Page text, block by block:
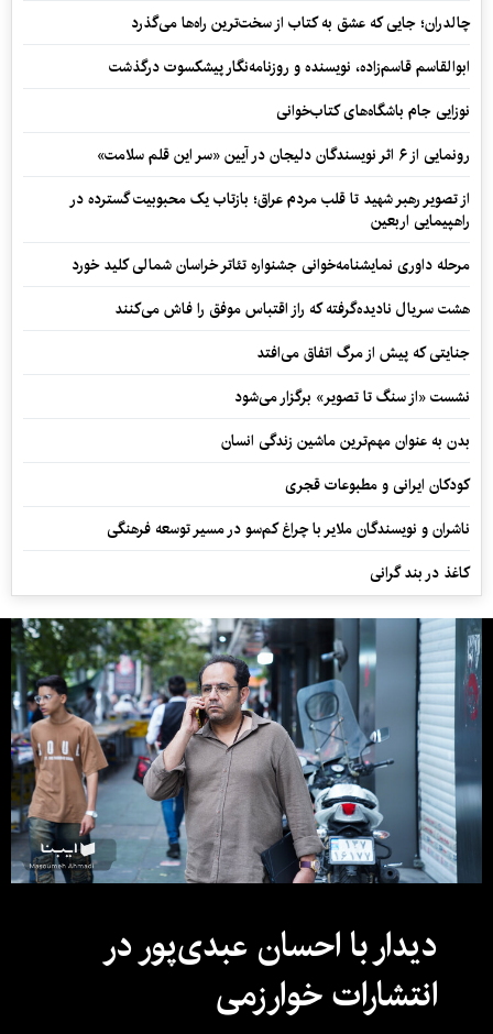
چالدران؛ جایی که عشق به کتاب از سخت‌ترین راه‌ها می‌گذرد
ابوالقاسم قاسم‌زاده، نویسنده و روزنامه‌نگار پیشکسوت درگذشت
نوزایی جام باشگاه‌های کتاب‌خوانی
رونمایی از ۶ اثر نویسندگان دلیجان در آیین «سر این قلم سلامت»
از تصویر رهبر شهید تا قلب مردم عراق؛ بازتاب یک محبوبیت گسترده در
راهپیمایی اربعین
مرحله داوری نمایشنامه‌خوانی جشنواره تئاتر خراسان شمالی کلید خورد
هشت سریال نادیده‌گرفته که راز اقتباس موفق را فاش می‌کنند
جنایتی که پیش از مرگ اتفاق می‌افتد
نشست «از سنگ تا تصویر» برگزار می‌شود
بدن به عنوان مهم‌ترین ماشین زندگی انسان
کودکان ایرانی و مطبوعات قجری
ناشران و نویسندگان ملایر با چراغ کم‌سو در مسیر توسعه فرهنگی
کاغذ در بند گرانی
دیدار با احسان عبدی‌پور در
انتشارات خوارزمی